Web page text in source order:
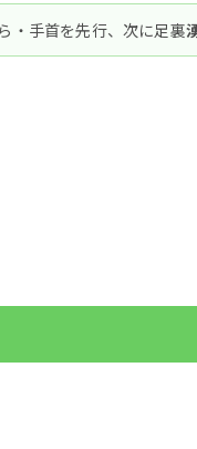
セルフツボ習慣のつ
・手首を先行、次に足裏